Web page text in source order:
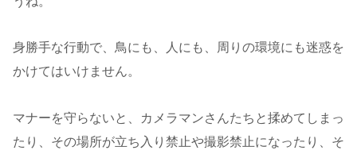
身勝手な行動で、鳥にも、人にも、周りの環境にも迷惑を
かけてはいけません。
マナーを守らないと、カメラマンさんたちと揉めてしまっ
たり、その場所が立ち入り禁止や撮影禁止になったり、そ